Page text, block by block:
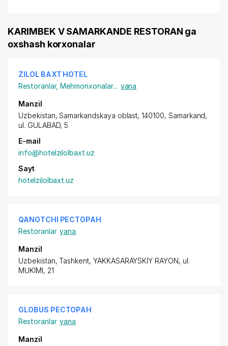
KARIMBEK V SAMARKANDE RESTORAN ga
oxshash korxonalar
ZILOL BAXT HOTEL
Restoranlar,Mehmonxonalar... yana
Manzil
Uzbekistan, Samarkandskaya oblast, 140100, Samarkand,
ul. GULABAD, 5
E-mail
info@hotelzilolbaxt.uz
Sayt
hotelzilolbaxt.uz
QANOTCHI РЕСТОРАН
Restoranlar yana
Manzil
Uzbekistan, Tashkent, YAKKASARAYSKIY RAYON, ul.
MUKIMI, 21
GLOBUS РЕСТОРАН
Restoranlar yana
Manzil